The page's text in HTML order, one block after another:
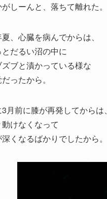
しーんと、落ちて離れた。
、心臓を病んでからは、
だるい沼の中に
ズブと漬かっている様な
ったから。
月前に膝が再発してからは、
けなくなって
くなるばかりでしたから。